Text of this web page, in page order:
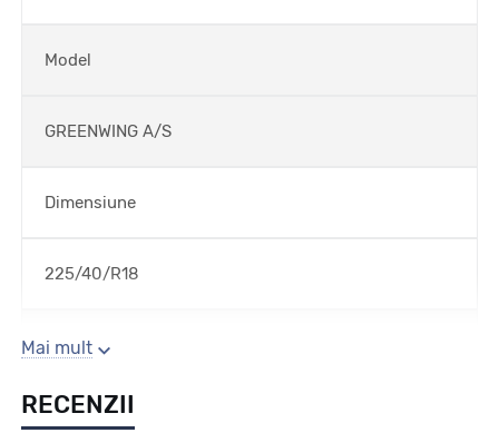
Model
GREENWING A/S
Dimensiune
225/40/R18
Sezon
All season
Mai mult
RECENZII